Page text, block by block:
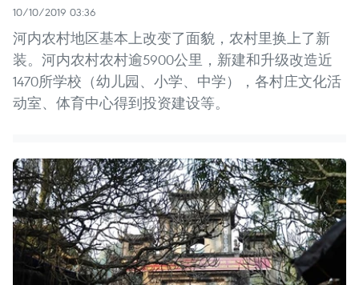
10/10/2019 03:36
河内农村地区基本上改变了面貌，农村里换上了新
装。河内农村农村逾5900公里，新建和升级改造近
1470所学校（幼儿园、小学、中学），各村庄文化活
动室、体育中心得到投资建设等。